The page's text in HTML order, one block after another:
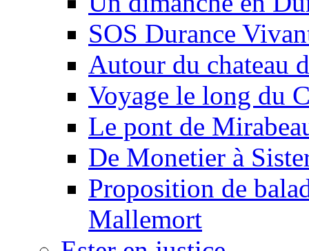
SOS Durance
Autour du chateau
Voyage le long du
Le pont de
De Monetier à
Proposition de
Mallemort